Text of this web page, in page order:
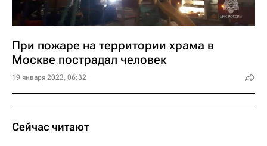
При пожаре на территории храма в
Москве пострадал человек
19 января 2023, 06:32
Сейчас читают